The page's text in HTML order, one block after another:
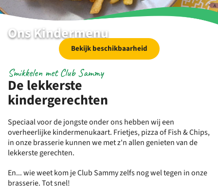
Ons Kindermenu
Bekijk beschikbaarheid
De lekkerste
kindergerechten
Smikkelen met Club Sammy
Speciaal voor de jongste onder ons hebben wij een
overheerlijke kindermenukaart. Frietjes, pizza of Fish & Chips,
in onze brasserie kunnen we met z'n allen genieten van de
lekkerste gerechten.
En... wie weet kom je Club Sammy zelfs nog wel tegen in onze
brasserie. Tot snel!